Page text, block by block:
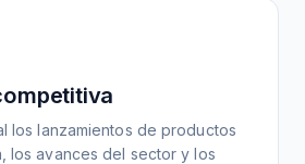
los lanzamientos de productos
los avances del sector y los